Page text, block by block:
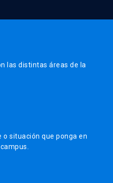
las distintas áreas de la
situación que ponga en